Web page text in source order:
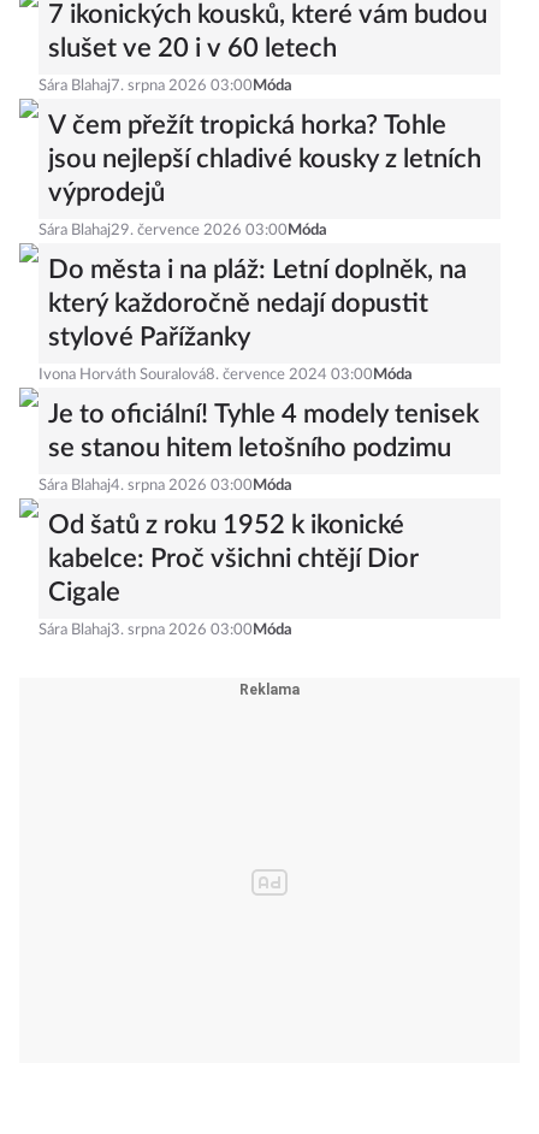
7 ikonických kousků, které vám budou
slušet ve 20 i v 60 letech
Sára Blahaj 7. srpna 2026 03:00 Móda
V čem přežít tropická horka? Tohle
jsou nejlepší chladivé kousky z letních
výprodejů
Sára Blahaj29. července 2026 03:00 Móda
Do města i na pláž: Letní doplněk, na
který každoročně nedají dopustit
stylové Pařížanky
Ivona Horváth Souralová8. července 2024 03:00 Móda
Je to oficiální! Tyhle 4 modely tenisek
se stanou hitem letošního podzimu
Sára Blahaj4. srpna 2026 03:00 Móda
Od šatů z roku 1952 k ikonické
kabelce: Proč všichni chtějí Dior
Cigale
Sára Blahaj3. srpna 2026 03:00 Móda